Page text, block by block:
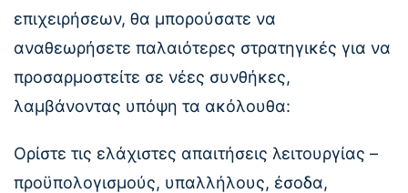
επιχειρήσεων, θα μπορούσατε να
αναθεωρήσετε παλαιότερες στρατηγικές για να
προσαρμοστείτε σε νέες συνθήκες,
λαμβάνοντας υπόψη τα ακόλουθα:
Ορίστε τις ελάχιστες απαιτήσεις λειτουργίας –
προϋπολογισμούς, υπαλλήλους, έσοδα,